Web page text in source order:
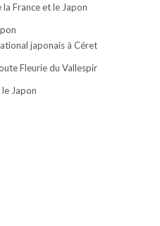
France et le Japon
japonais à Céret
Fleurie du Vallespir
Japon